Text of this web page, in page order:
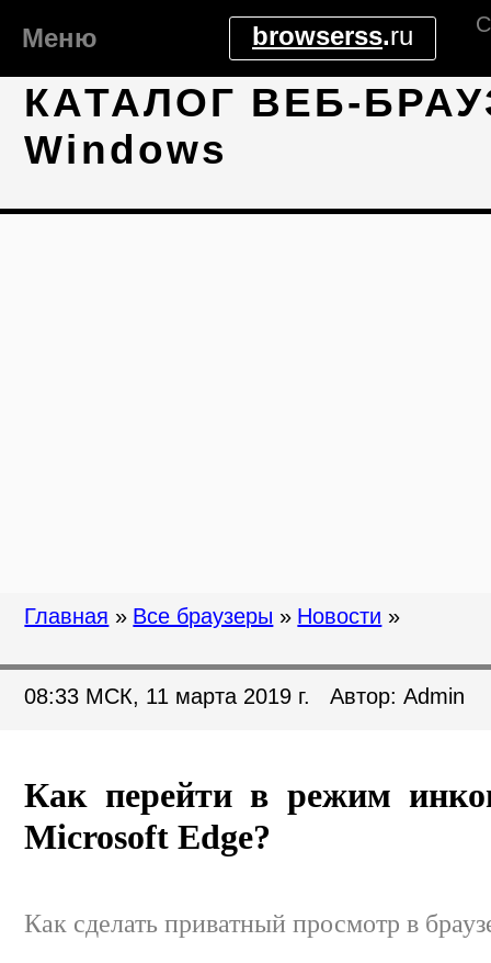
Как перейти в режим
Microsoft Edge?
Как сделать приватный просмотр в
Главная » Все браузеры » Новости »
08:33 МСК, 11 марта 2019 г. Автор: Admin
КАТАЛОГ ВЕБ-
Windows
browserss.ru
Меню